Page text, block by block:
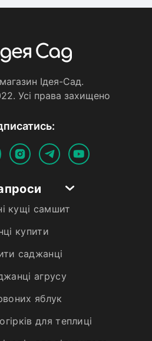
Iдея-Сад.
Усi права захищено
кущі самшит
купити
саджанці
агрусу
яблук
для теплиці